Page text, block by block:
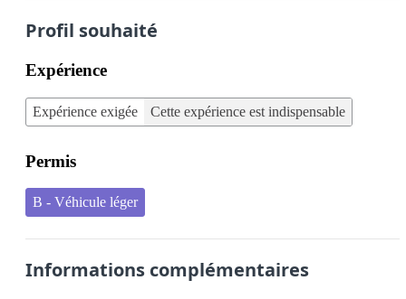
Profil souhaité
Expérience
Expérience exigée Cette expérience est indispensable
Permis
B - Véhicule léger
Informations complémentaires